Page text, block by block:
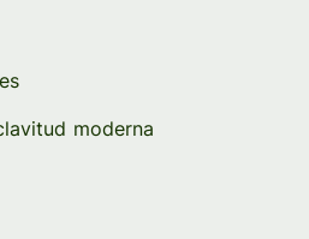
moderna